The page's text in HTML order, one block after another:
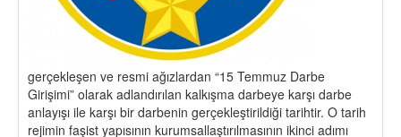
gerçekleşen ve resmi ağızlardan “15 Temmuz Darbe
Girişimi” olarak adlandırılan kalkışma darbeye karşı darbe
anlayışı ile karşı bir darbenin gerçekleştirildiği tarihtir. O tarih
rejimin faşist yapısının kurumsallaştırılmasının ikinci adımı